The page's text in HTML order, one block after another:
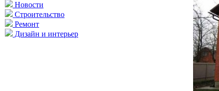
Новости
Строительство
Ремонт
Дизайн и интерьер